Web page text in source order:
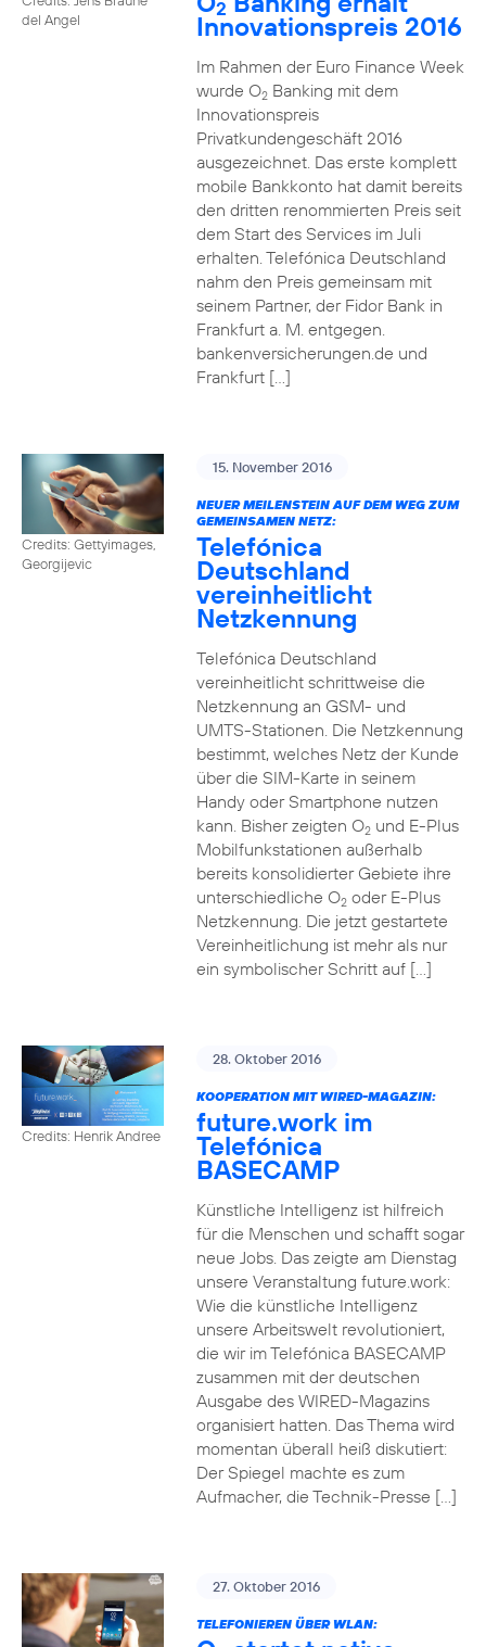
del Angel
2
Innovationspreis 2016
Im Rahmen der Euro Finance Week
wurde O2Banking mit dem
Innovationspreis
Privatkundengeschäft 2016
ausgezeichnet. Das erste komplett
mobile Bankkonto hat damit bereits
den dritten renommierten Preis seit
dem Start des Services im Juli
erhalten. Telefónica Deutschland
nahm den Preis gemeinsam mit
seinem Partner, der Fidor Bank in
Frankfurt a. M. entgegen.
bankenversicherungen.de und
Frankfurt […]
Credits: Gettyimages,
Georgijevic
15. November 2016
NEUER MEILENSTEIN AUF DEM WEG ZUM
GEMEINSAMEN NETZ:
Telefónica
Deutschland
vereinheitlicht
Netzkennung
Telefónica Deutschland
vereinheitlicht schrittweise die
Netzkennung an GSM- und
UMTS-Stationen. Die Netzkennung
bestimmt, welches Netz der Kunde
über die SIM-Karte in seinem
Handy oder Smartphone nutzen
kann. Bisher zeigten O2und E-Plus
Mobilfunkstationen außerhalb
bereits konsolidierter Gebiete ihre
unterschiedliche O2oder E-Plus
Netzkennung. Die jetzt gestartete
Vereinheitlichung ist mehr als nur
ein symbolischer Schritt auf […]
Credits: Henrik Andree
28. Oktober 2016
KOOPERATION MIT WIRED-MAGAZIN:
future.work im
Telefónica
BASECAMP
Künstliche Intelligenz ist hilfreich
für die Menschen und schafft sogar
neue Jobs. Das zeigte am Dienstag
unsere Veranstaltung future.work:
Wie die künstliche Intelligenz
unsere Arbeitswelt revolutioniert,
die wir im Telefónica BASECAMP
zusammen mit der deutschen
Ausgabe des WIRED-Magazins
organisiert hatten. Das Thema wird
momentan überall heiß diskutiert:
Der Spiegel machte es zum
Aufmacher, die Technik-Presse […]
27. Oktober 2016
TELEFONIEREN ÜBER WLAN: